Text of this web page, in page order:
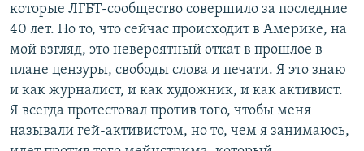
которые ЛГБТ-сообщество совершило за последние
40 лет. Но то, что сейчас происходит в Америке, на
мой взгляд, это невероятный откат в прошлое в
плане цензуры, свободы слова и печати. Я это знаю
и как журналист, и как художник, и как активист.
Я всегда протестовал против того, чтобы меня
называли гей-активистом, но то, чем я занимаюсь,